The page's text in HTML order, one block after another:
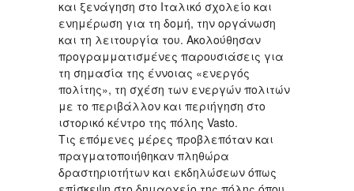
και ξενάγηση στο Ιταλικό σχολείο και
ενημέρωση για τη δομή, την οργάνωση
και τη λειτουργία του. Ακολούθησαν
προγραμματισμένες παρουσιάσεις για
τη σημασία της έννοιας «ενεργός
πολίτης», τη σχέση των ενεργών πολιτών
με το περιβάλλον και περιήγηση στο
ιστορικό κέντρο της πόλης Vasto.
Τις επόμενες μέρες προβλεπόταν και
πραγματοποιήθηκαν πληθώρα
δραστηριοτήτων και εκδηλώσεων όπως